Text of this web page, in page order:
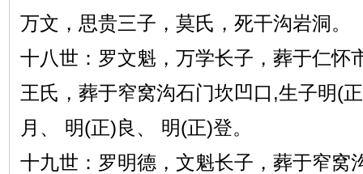
万文，思贵三子，莫氏，死干沟岩洞。
十八世：罗文魁，万学长子，葬于仁怀
王氏，葬于窄窝沟石门坎凹口,生子明(
月、 明(正)良、 明(正)登。
十九世：罗明德，文魁长子，葬于窄窝